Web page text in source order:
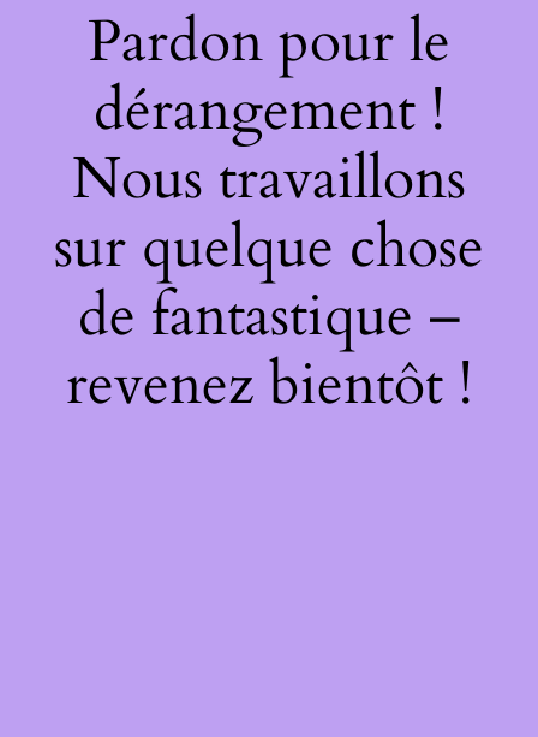
Pardon pour le
dérangement !
Nous travaillons
sur quelque chose
de fantastique –
revenez bientôt !